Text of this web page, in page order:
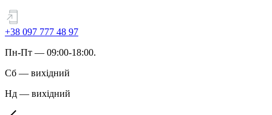
+38 097 777 48 97
Пн-Пт — 09:00-18:00.
Сб — вихідний
Нд — вихідний